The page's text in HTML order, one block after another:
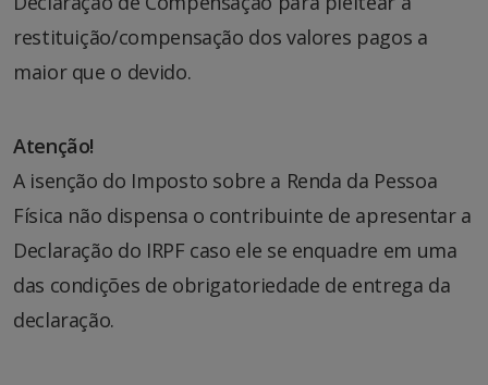
restituição/compensação dos valores pagos a
maior que o devido.
Atenção!
A isenção do Imposto sobre a Renda da Pessoa
Física não dispensa o contribuinte de apresentar a
Declaração do IRPF caso ele se enquadre em uma
das condições de obrigatoriedade de entrega da
declaração.